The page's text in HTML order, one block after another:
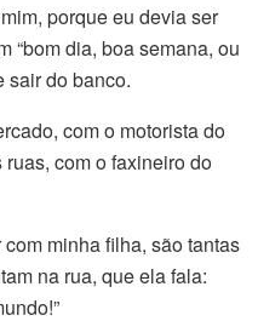
porque eu devia ser
“bom dia, boa semana, ou
sair do banco.
com o motorista do
com o faxineiro do
minha filha, são tantas
na rua, que ela fala: